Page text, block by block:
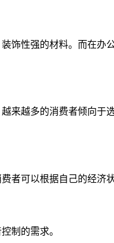
饰性强的材料。而在
来越多的消费者倾向
可以根据自己的经济
制的需求。